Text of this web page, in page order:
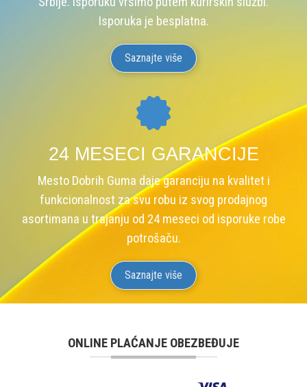
Isporuka je besplatna.
Saznajte više
24 MESECI GARANCIJE
Mesto Dobrih Guma daje garanciju na kvalitet i
funkcionalnost za svu robu iz svog prodajnog
asortimana u trajanju od 24 meseci od isporuke robe
potrošaču.
Saznajte više
ONLINE PLAĆANJE OBEZBEĐUJE